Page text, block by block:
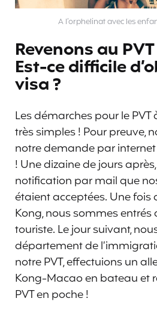
A l’orphelinat avec les
Revenons au
Est-ce difficile
visa ?
Les démarches pour le
très simples ! Pour preuve,
notre demande par
! Une dizaine de jours
notification par mail que
étaient acceptées. Une fois
Kong, nous sommes entrés
touriste. Le jour suivant,
département de
notre PVT, effectuions un
Kong-Macao en bateau et
PVT en poche !